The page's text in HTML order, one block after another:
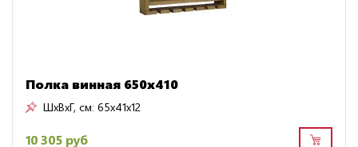
Полка винная 650х410
ШxВxГ, см: 65x41x12
10 305 руб